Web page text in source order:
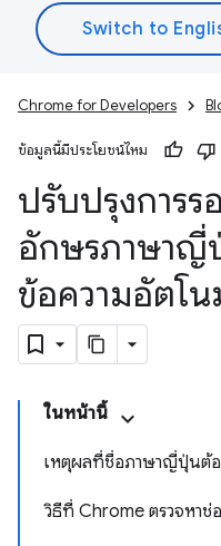
Chrome for Developers
ข้อมูลนี้มีประโยชน์ไหม
ปรับปรุงการ
อักษรภาษาญี่
ข้อความอัตโ
ในหน้านี้
เหตุผลที่ชื่อภาษาญี่ปุ่นต้อ
วิธีที่ Chrome ตรวจหาช่